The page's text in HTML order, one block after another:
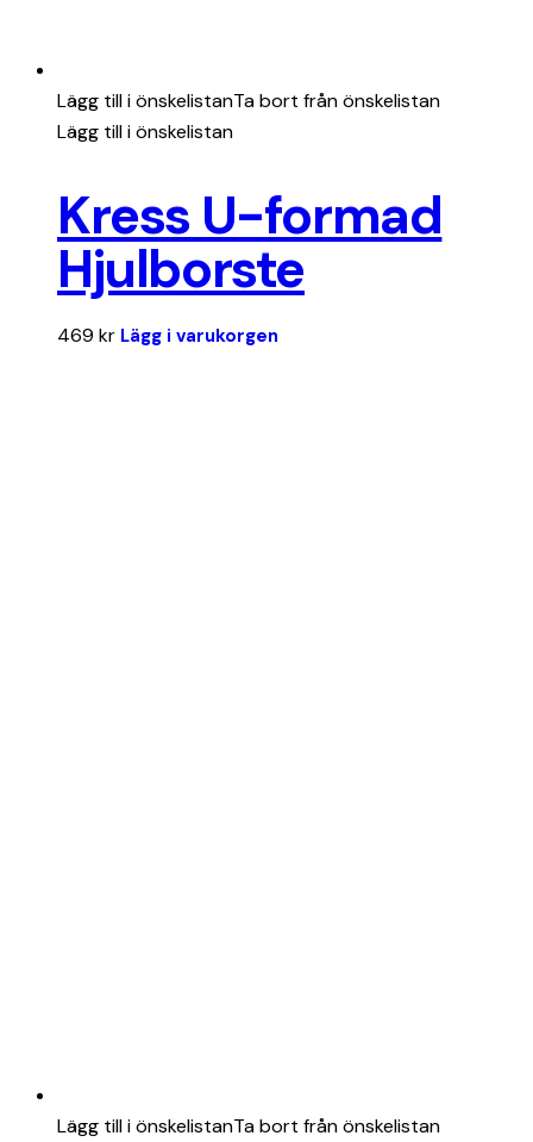
Lägg till i önskelistanTa bort från önskelistan
Lägg till i önskelistan
Kress U-formad
Hjulborste
469 kr Lägg i varukorgen
Lägg till i önskelistanTa bort från önskelistan